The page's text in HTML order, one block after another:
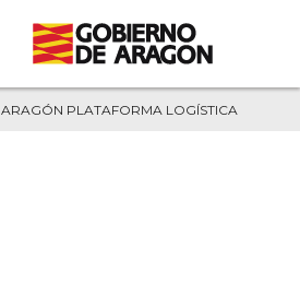
ARAGÓN PLATAFORMA LOGÍSTICA